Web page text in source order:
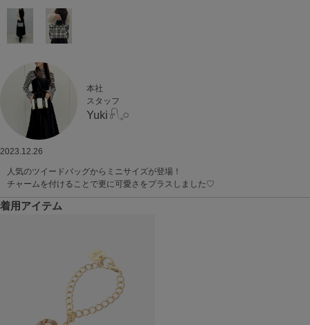
本社
スタッフ
Yuki𓍯𓈒𓏸︎︎︎︎
2023.12.26
人気のツイードバッグからミニサイズが登場！
チャームを付けることで更に可愛さをプラスしました♡
着用アイテム